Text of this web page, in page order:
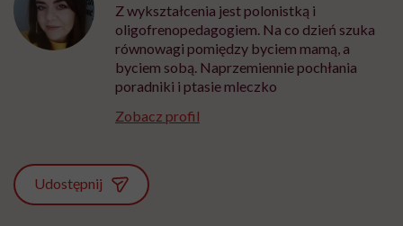
Z wykształcenia jest polonistką i
oligofrenopedagogiem. Na co dzień szuka
równowagi pomiędzy byciem mamą, a
byciem sobą. Naprzemiennie pochłania
poradniki i ptasie mleczko
Zobacz profil
Udostępnij